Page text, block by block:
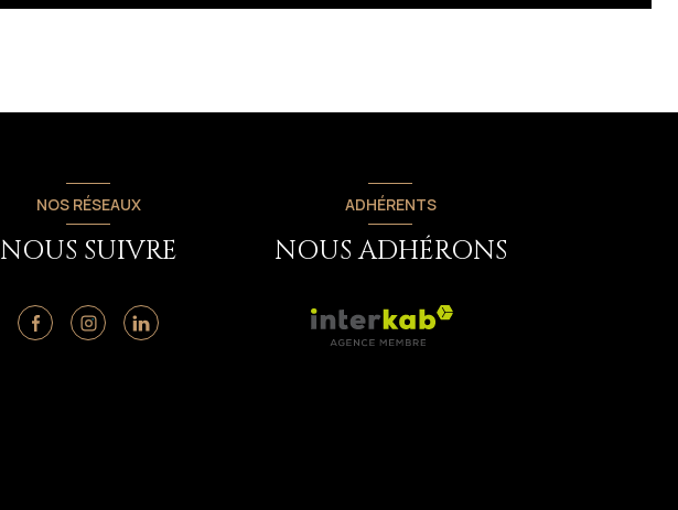
NOS RÉSEAUX
NOUS SUIVRE
ADHÉRENTS
NOUS ADHÉRONS